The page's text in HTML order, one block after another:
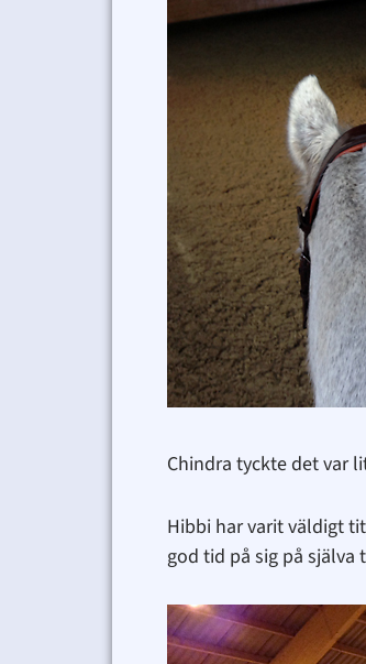
Chindra tyckte det var
Hibbi har varit väldigt
god tid på sig på